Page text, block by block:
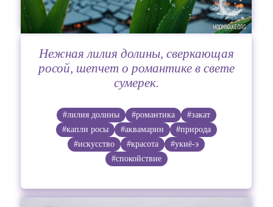
Нежная лилия долины, сверкающая
росой, шепчет о романтике в свете
сумерек.
#лилия долины #романтика
#закат
#капли росы
#аквамарин
#природа
#искусство
#красота
#укиё-э
#спокойствие